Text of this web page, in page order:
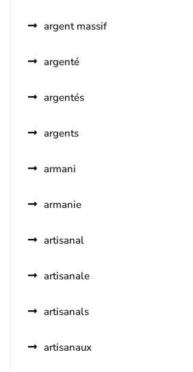
argent massif
argenté
argentés
argents
armani
armanie
artisanal
artisanale
artisanals
artisanaux